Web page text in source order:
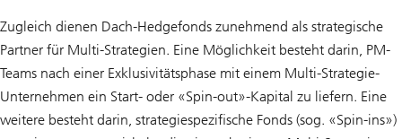
Zugleich dienen Dach-Hedgefonds zunehmend als strategische
Partner für Multi-Strategien. Eine Möglichkeit besteht darin, PM-
Teams nach einer Exklusivitätsphase mit einem Multi-Strategie-
Unternehmen ein Start- oder «Spin-out»-Kapital zu liefern. Eine
weitere besteht darin, strategiespezifische Fonds (sog. «Spin-ins»)